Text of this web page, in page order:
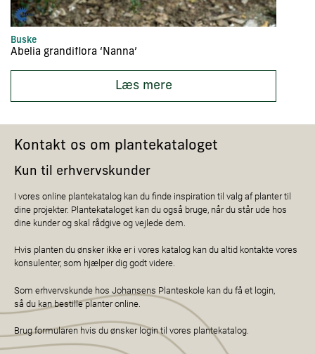
Buske
Abelia grandiflora ‘Nanna’
Læs mere
Kontakt os om plantekataloget
Kun til erhvervskunder
I vores online plantekatalog kan du finde inspiration til valg af planter til
dine projekter. Plantekataloget kan du også bruge, når du står ude hos
dine kunder og skal rådgive og vejlede dem.
Hvis planten du ønsker ikke er i vores katalog kan du altid kontakte vores
konsulenter, som hjælper dig godt videre.
Som erhvervskunde hos Johansens Planteskole kan du få et login,
så du kan bestille planter online.
Brug formularen hvis du ønsker login til vores plantekatalog.